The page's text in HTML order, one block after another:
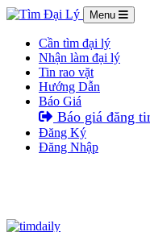
Menu
Cần tìm đại lý
Nhận làm đại lý
Tin rao vặt
Hướng Dẫn
Báo Giá
Báo giá đăng
Đăng Ký
Đăng Nhập